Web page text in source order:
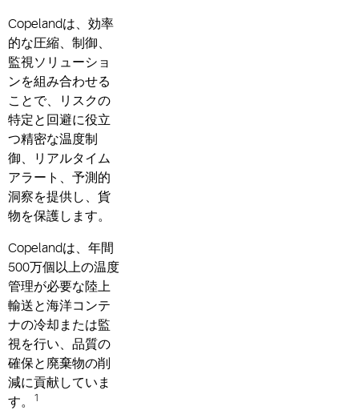
Copelandは、効率
的な圧縮、制御、
監視ソリューショ
ンを組み合わせる
ことで、リスクの
特定と回避に役立
つ精密な温度制
御、リアルタイム
アラート、予測的
洞察を提供し、貨
物を保護します。
Copelandは、年間
500万個以上の温度
管理が必要な陸上
輸送と海洋コンテ
ナの冷却または監
視を行い、品質の
確保と廃棄物の削
減に貢献していま
す。
1